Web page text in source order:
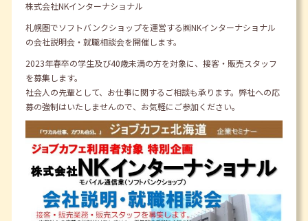
株式会社NKインターナショナル
札幌圏でソフトバンクショップを運営する㈱NKインターナショナル
の会社説明会・就職相談会を開催します。
2023年春卒の学生及び40歳未満の方を対象に、接客・販売スタッフ
を募集します。
社会人の先輩として、お仕事に関するご相談も承ります。弊社への応
募の強制はいたしませんので、お気軽にご参加ください。